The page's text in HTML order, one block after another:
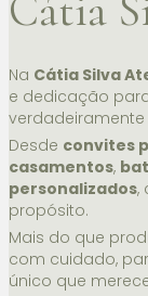
Na Cátia Silva
e dedicação
verdadeiramente
Desde convites
casamentos,
personalizados,
propósito.
Mais do que
com cuidado,
único que